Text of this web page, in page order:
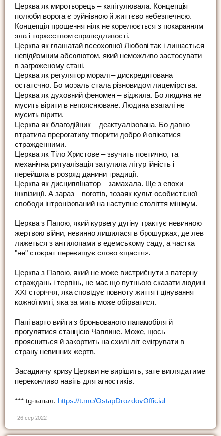
Церква як миротворець – капітулювала. Концепція
полюби ворога є руйнівною й життєво небезпечною.
Концепція прощення ніяк не корелюється з покаранням
зла і торжеством справедливості.
Церква як глашатай всеохопної Любові так і лишається
непідйомним абсолютом, який неможливо застосувати
в загроженому стані.
Церква як регулятор моралі – дискредитована
остаточно. Бо мораль стала різновидом лицемірства.
Церква як духовний феномен – віджила. Бо людина не
мусить вірити в непояснюване. Людина взагалі не
мусить вірити.
Церква як благодійник – деактуалізована. Бо давно
втратила прерогативу творити добро й опікатися
стражденними.
Церква як Тіло Христове – звучить поетично, та
механічна ритуалізація затулила літургійність і
перейшла в розряд данини традиції.
Церква як дисциплінатор – замахала. Ще з епохи
інквізиції. А зараз – поготів, позаяк культ особистісної
свободи інтронізований на наступне століття мінімум.
Церква з Папою, який курвегу дугіну трактує невинною
жертвою війни, невинно лишилася в брошурках, де лев
лижеться з антилопами в едемському саду, а частка
"не" стократ перевищує слово «щастя».
Церква з Папою, який не може вистрибнути з патерну
страждань і терпінь, не має що путнього сказати людині
ХХІ сторіччя, яка сповідує повноту життя і цінування
кожної миті, яка за мить може обірватися.
Папі варто вийти з броньованого папамобіля й
прогулятися станцією Чаплине. Може, щось
проясниться й закортить на схилі літ емігрувати в
страну невинних жертв.
Засадничу кризу Церкви не вирішить, зате виглядатиме
переконливо навіть для агностиків.
*** tg-канал: https://t.me/OstapDrozdovOfficial
26 сер 2022